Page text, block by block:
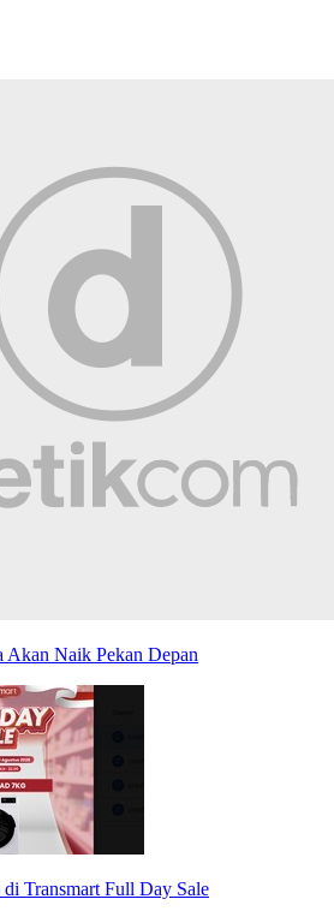
Akan Naik Pekan Depan
Transmart Full Day Sale